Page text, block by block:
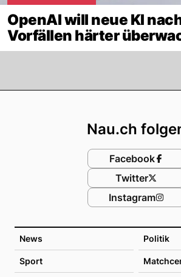
OpenAI will neue KI
Vorfällen härter
News Politik
Sport
Nau.ch
Facebook
Twitter
Instagram